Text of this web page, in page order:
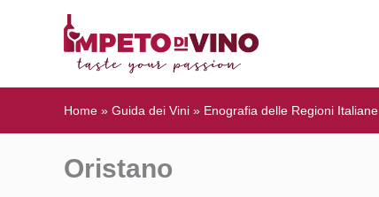
Home » Guida dei Vini » Enografia delle Regioni Italiane
Oristano